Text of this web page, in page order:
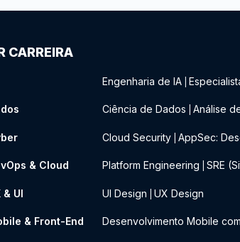
CARREIRA
Engenharia de IA
Ciência de Dados Análise
Cloud Security AppSec:
& Cloud Platform Engineering SRE
UI UI Design UX Design
& Front-End Desenvolvimento Mobile